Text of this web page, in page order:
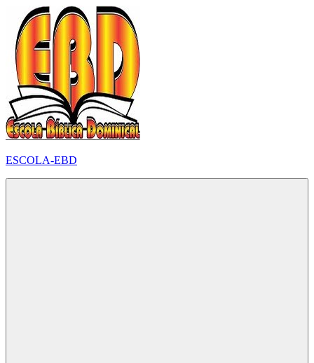
para
conteúdo
ESCOLA-EBD